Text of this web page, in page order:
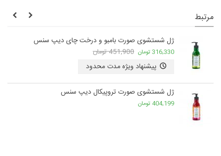
مرتبط
ژل شستشوی صورت بامبو و درخت چای دیپ سنس
316,330 تومان 451,900 تومان
پیشنهاد ویژه مدت محدود
ژل شستشوی صورت تروپیکال دیپ سنس
404,199 تومان